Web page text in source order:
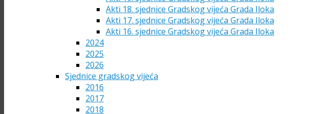
Akti 18. sjednice Gradskog vijeća Grada Iloka
Akti 17. sjednice Gradskog vijeća Grada Iloka
Akti 16. sjednice Gradskog vijeća Grada Iloka
2024
2025
2026
Sjednice gradskog vijeća
2016
2017
2018